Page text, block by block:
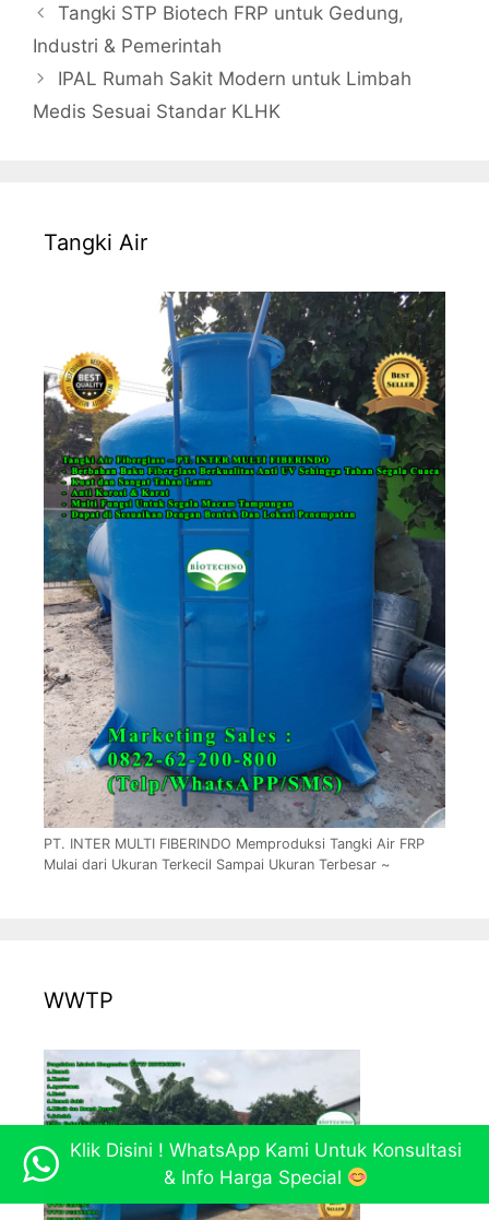
Tangki STP Biotech FRP untuk Gedung,
Industri & Pemerintah
IPAL Rumah Sakit Modern untuk Limbah
Medis Sesuai Standar KLHK
Tangki Air
PT. INTER MULTI FIBERINDO Memproduksi Tangki Air FRP
Mulai dari Ukuran Terkecil Sampai Ukuran Terbesar ~
WWTP
Klik Disini ! WhatsApp Kami Untuk Konsultasi
& Info Harga Special